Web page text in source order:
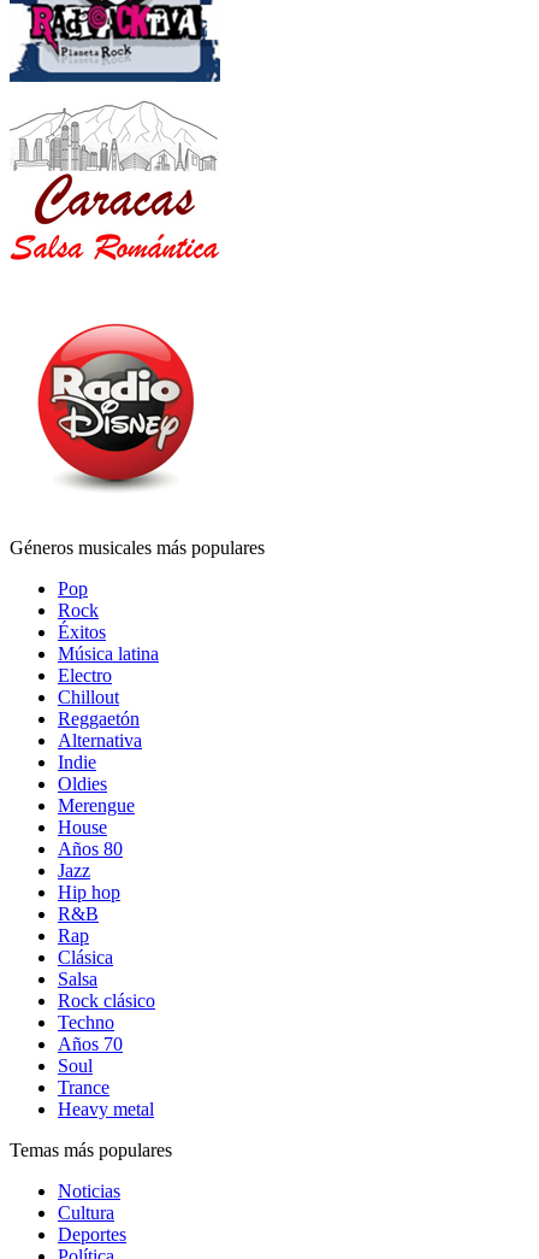
Géneros musicales más populares
Pop
Rock
Éxitos
Música latina
Electro
Chillout
Reggaetón
Alternativa
Indie
Oldies
Merengue
House
Años 80
Jazz
Hip hop
R&B
Rap
Clásica
Salsa
Rock clásico
Techno
Años 70
Soul
Trance
Heavy metal
Temas más populares
Noticias
Cultura
Deportes